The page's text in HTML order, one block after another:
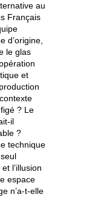
au
Français
d’origine,
le glas
et
? Le
il
?
technique
l’illusion
espace
n’a-t-elle